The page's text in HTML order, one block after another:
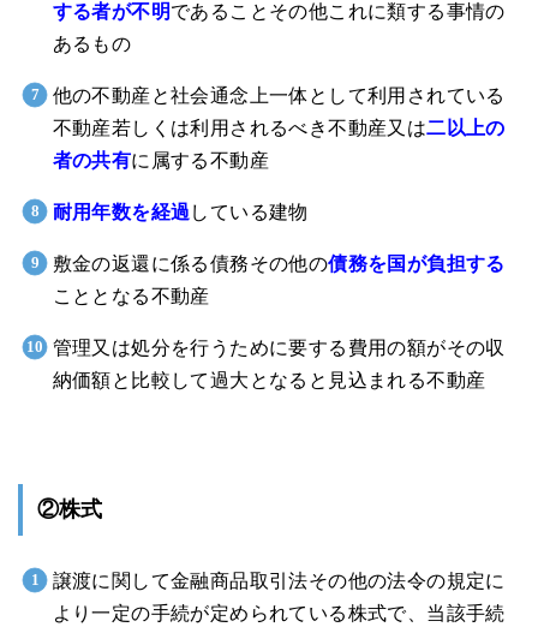
する者が不明であることその他これに類する事情の
あるもの
他の不動産と社会通念上一体として利用されている
不動産若しくは利用されるべき不動産又は二以上の
者の共有に属する不動産
耐用年数を経過している建物
敷金の返還に係る債務その他の債務を国が負担する
こととなる不動産
管理又は処分を行うために要する費用の額がその収
納価額と比較して過大となると見込まれる不動産
②株式
譲渡に関して金融商品取引法その他の法令の規定に
より一定の手続が定められている株式で、当該手続